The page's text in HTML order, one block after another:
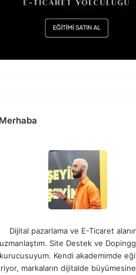
Merhaba
Dijital pazarlama ve E-Ticaret
uzmanlaştım. Site Destek ve
kurucusuyum. Kendi akademimde
markaların dijitalde